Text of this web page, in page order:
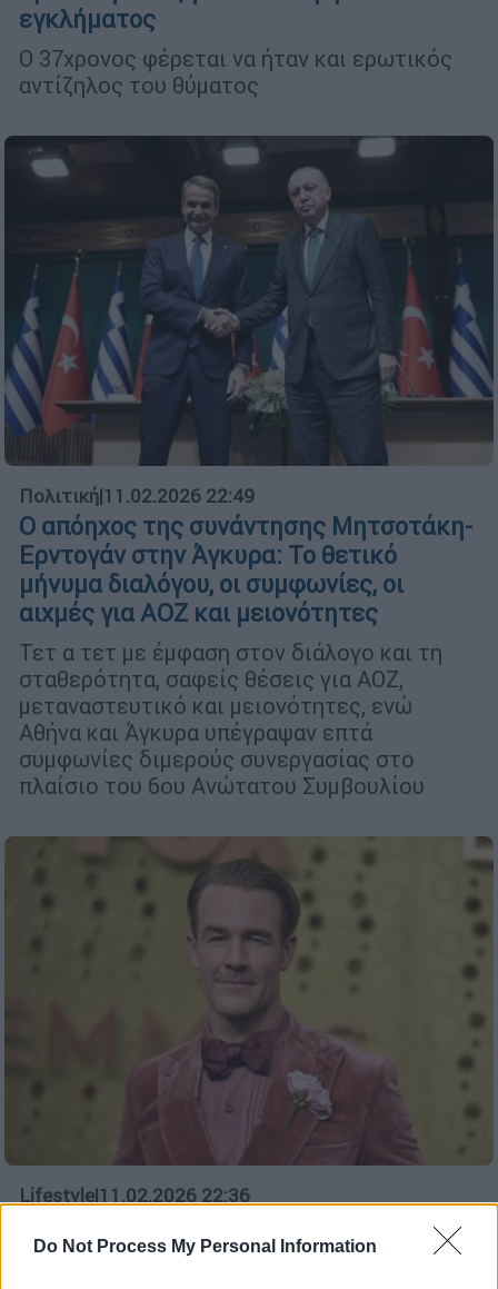
Do Not Process My Personal Information
εγκλήματος
Ο 37χρονος φέρεται να ήταν και ερωτικός
αντίζηλος του θύματος
Πολιτική|11.02.2026 22:49
Ο απόηχος της συνάντησης Μητσοτάκη-
Ερντογάν στην Άγκυρα: Το θετικό
μήνυμα διαλόγου, οι συμφωνίες, οι
αιχμές για ΑΟΖ και μειονότητες
Τετ α τετ με έμφαση στον διάλογο και τη
σταθερότητα, σαφείς θέσεις για ΑΟΖ,
μεταναστευτικό και μειονότητες, ενώ
Αθήνα και Άγκυρα υπέγραψαν επτά
συμφωνίες διμερούς συνεργασίας στο
πλαίσιο του 6ου Ανώτατου Συμβουλίου
Lifestyle|11.02.2026 22:36
Πέθανε στα 48 του ο πρωταγωνιστής
του «Dawson’s Creek», James Van Der